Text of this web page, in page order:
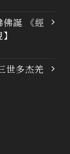
佛誕 《經
世多杰羌